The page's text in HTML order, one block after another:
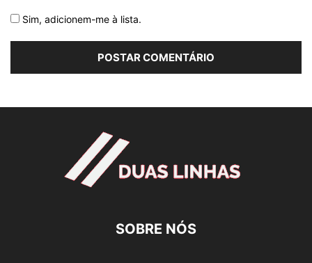
Sim, adicionem-me à lista.
SOBRE NÓS